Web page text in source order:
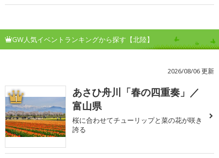
GW人気イベントランキングから探す【北陸】
2026/08/06 更新
1
あさひ舟川「春の四重奏」／
富山県
桜に合わせてチューリップと菜の花が咲き
誇る